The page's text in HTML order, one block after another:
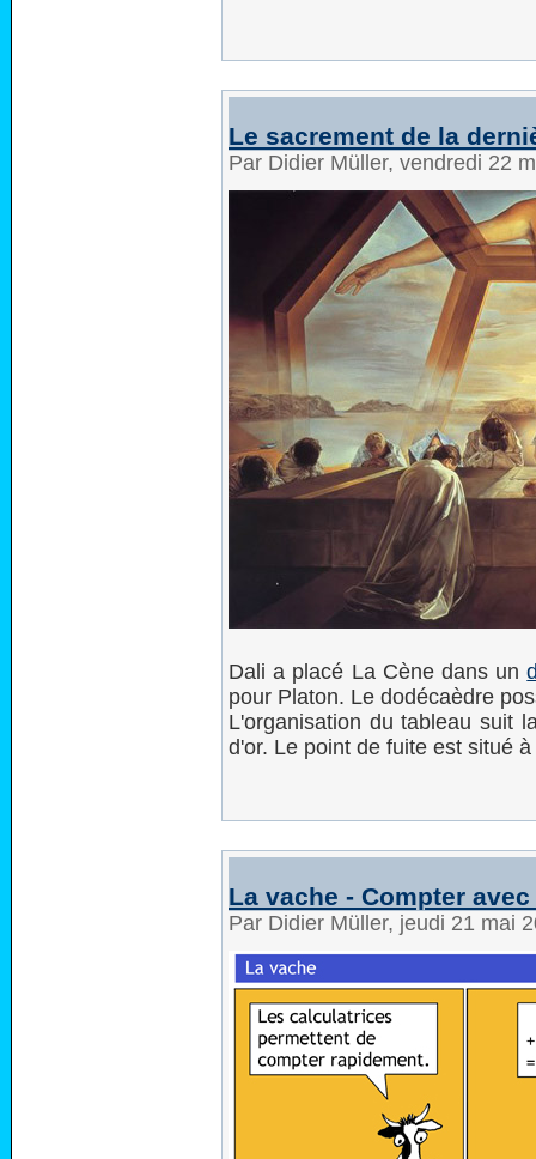
Le sacrement de la
Par Didier Müller, vendredi 22
Dali a placé La Cène dans un
pour Platon. Le dodécaèdre
L'organisation du tableau suit
d'or. Le point de fuite est situé
La vache - Compter
Par Didier Müller, jeudi 21 mai